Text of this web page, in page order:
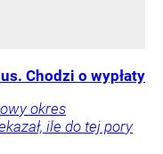
Chodzi o wypłaty
okres
ile do tej pory